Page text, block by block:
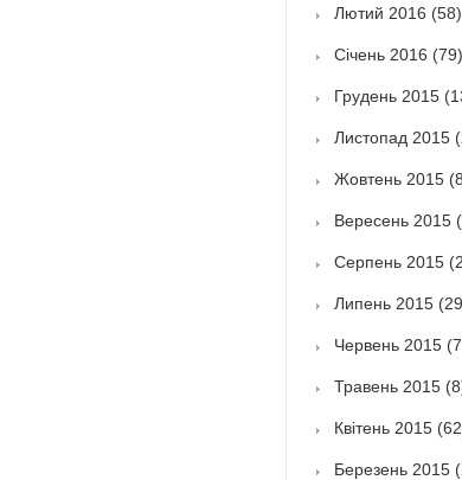
Лютий 2016 (58)
Січень 2016 (79)
Грудень 2015
Листопад 2015
Жовтень 2015
Вересень 2015
Серпень 2015
Липень 2015
Червень 2015
Травень 2015
Квітень 2015
Березень 2015